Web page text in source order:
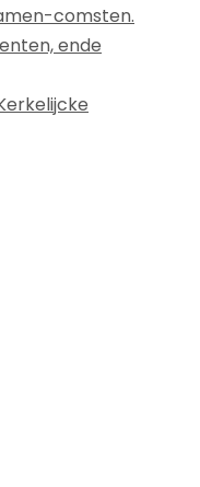
comsten.
ende